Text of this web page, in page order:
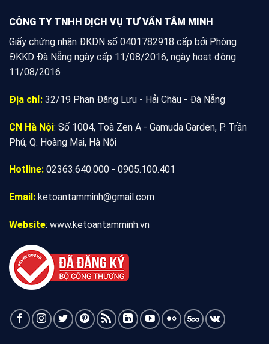
CÔNG TY TNHH DỊCH VỤ TƯ VẤN TÂM MINH
Giấy chứng nhận ĐKDN số 0401782918 cấp bởi Phòng
ĐKKD Đà Nẵng ngày cấp 11/08/2016, ngày hoạt động
11/08/2016
Địa chỉ: 32/19 Phan Đăng Lưu - Hải Châu - Đà Nẵng
CN Hà Nội: Số 1004, Toà Zen A - Gamuda Garden, P. Trần
Phú, Q. Hoàng Mai, Hà Nội
Hotline: 02363.640.000 - 0905.100.401
Email: ketoantamminh@gmail.com
Website: www.ketoantamminh.vn